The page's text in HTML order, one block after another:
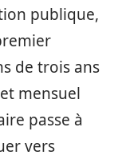
publique,
de trois ans
mensuel
passe à
vers